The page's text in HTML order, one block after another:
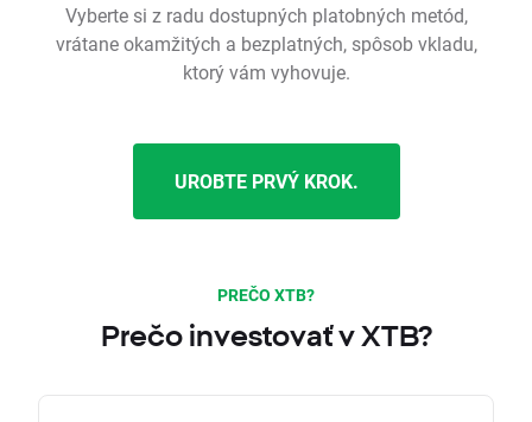
Vyberte si z radu dostupných platobných metód,
vrátane okamžitých a bezplatných, spôsob vkladu,
ktorý vám vyhovuje.
UROBTE PRVÝ KROK.
PREČO XTB?
Prečo investovať v XTB?